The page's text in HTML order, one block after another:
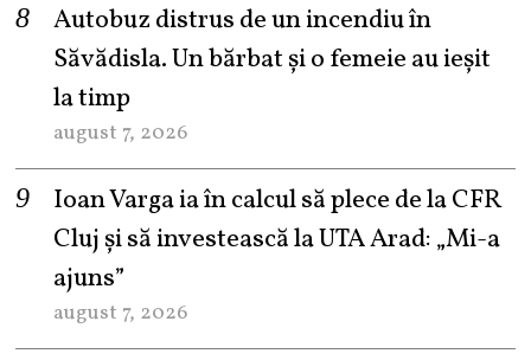
Autobuz distrus de un incendiu în
Săvădisla. Un bărbat și o femeie au ieșit
la timp
august 7, 2026
Ioan Varga ia în calcul să plece de la CFR
Cluj și să investească la UTA Arad: „Mi-a
ajuns”
august 7, 2026